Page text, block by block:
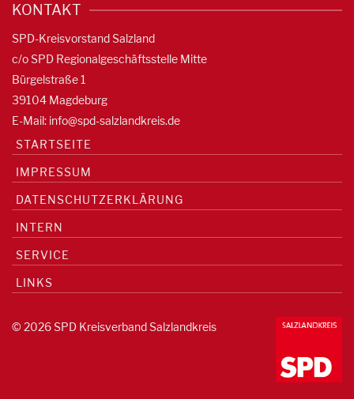
KONTAKT
SPD-Kreisvorstand Salzland
c/o SPD Regionalgeschäftsstelle Mitte
Bürgelstraße 1
39104 Magdeburg
E-Mail: info@spd-salzlandkreis.de
STARTSEITE
IMPRESSUM
DATENSCHUTZERKLÄRUNG
INTERN
SERVICE
LINKS
© 2026 SPD Kreisverband Salzlandkreis